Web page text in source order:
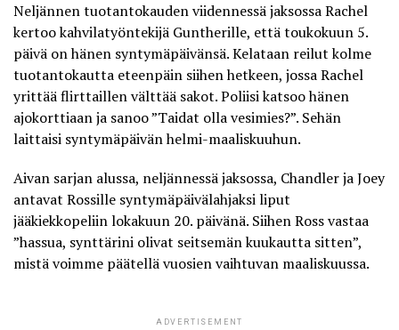
Neljännen tuotantokauden viidennessä jaksossa Rachel
kertoo kahvilatyöntekijä Guntherille, että toukokuun 5.
päivä on hänen syntymäpäivänsä. Kelataan reilut kolme
tuotantokautta eteenpäin siihen hetkeen, jossa Rachel
yrittää flirttaillen välttää sakot. Poliisi katsoo hänen
ajokorttiaan ja sanoo ”Taidat olla vesimies?”. Sehän
laittaisi syntymäpäivän helmi-maaliskuuhun.
Aivan sarjan alussa, neljännessä jaksossa, Chandler ja Joey
antavat Rossille syntymäpäivälahjaksi liput
jääkiekkopeliin lokakuun 20. päivänä. Siihen Ross vastaa
”hassua, synttärini olivat seitsemän kuukautta sitten”,
mistä voimme päätellä vuosien vaihtuvan maaliskuussa.
ADVERTISEMENT